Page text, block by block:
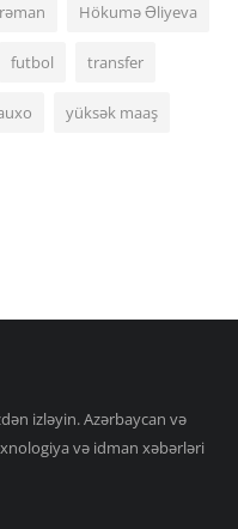
Hökumə Əliyeva
futbol transfer
yüksək maaş
izləyin. Azərbaycan və
və idman xəbərləri